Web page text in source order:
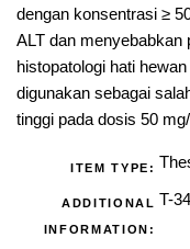
dengan konsentrasi ≥
ALT dan menyebabkan
histopatologi hati
digunakan sebagai
tinggi pada dosis 50
ITEM TYPE:
ADDITIONAL
INFORMATION:
T-